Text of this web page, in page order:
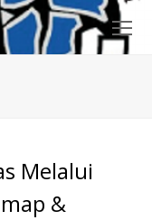
Melalui
&